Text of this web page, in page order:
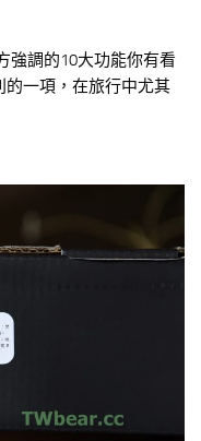
強調的10大功能你有看
的一項，在旅行中尤其